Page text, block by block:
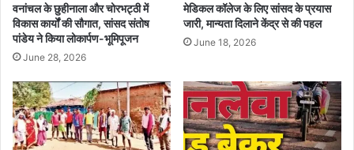
वनांचल के छुहीनाला और चोरभट्ठी में
विकास कार्यों की सौगात, सांसद संतोष
पांडेय ने किया लोकार्पण-भूमिपूजन
June 28, 2026
मेडिकल कॉलेज के लिए सांसद के प्रयास
जारी, मान्यता दिलाने केंद्र से की पहल
June 18, 2026